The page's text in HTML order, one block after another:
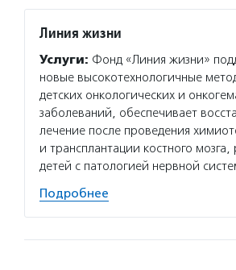
Линия жизни
Услуги: Фонд «Линия жизни»
новые высокотехнологичные
детских онкологических и
заболеваний, обеспечивает
лечение после проведения
и трансплантации костного
детей с патологией нервной
Подробнее